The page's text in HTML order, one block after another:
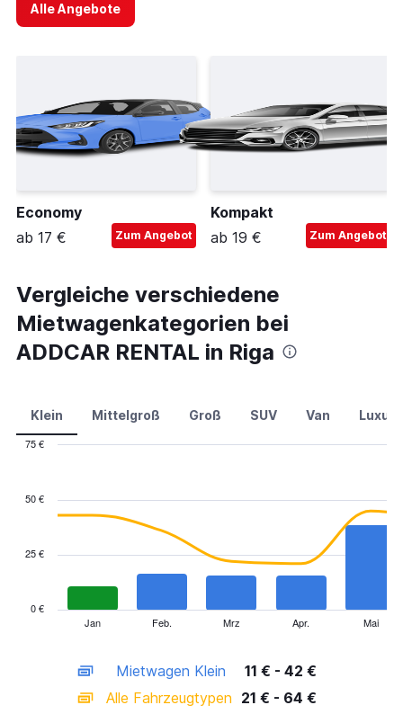
Alle Angebote
Economy
ab 17 €
Zum Angebot
Kompakt
ab 19 €
Zum Angebot
Vergleiche verschiedene
Mietwagenkategorien bei
ADDCAR RENTAL in Riga
Klein Mittelgroß Groß SUV Van
has
displaying
categories.
Jan Feb. Mrz Apr. Mai
0 €
25 €
50 €
75 €
Mietwagen Klein
11 € - 42 €
Alle Fahrzeugtypen 21 € - 64 €